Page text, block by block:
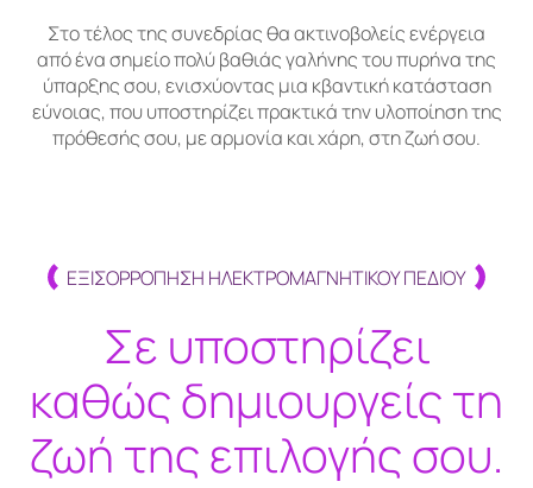
Στο τέλος της συνεδρίας θα ακτινοβολείς ενέργεια
από ένα σημείο πολύ βαθιάς γαλήνης του πυρήνα της
ύπαρξης σου, ενισχύοντας μια κβαντική κατάσταση
εύνοιας, που υποστηρίζει πρακτικά την υλοποίηση της
πρόθεσής σου, με αρμονία και χάρη, στη ζωή σου.
ΕΞΙΣΟΡΡΟΠΗΣΗ ΗΛΕΚΤΡΟΜΑΓΝΗΤΙΚΟΥ ΠΕΔΙΟΥ
Σε υποστηρίζει
καθώς δημιουργείς τη
ζωή της επιλογής σου.